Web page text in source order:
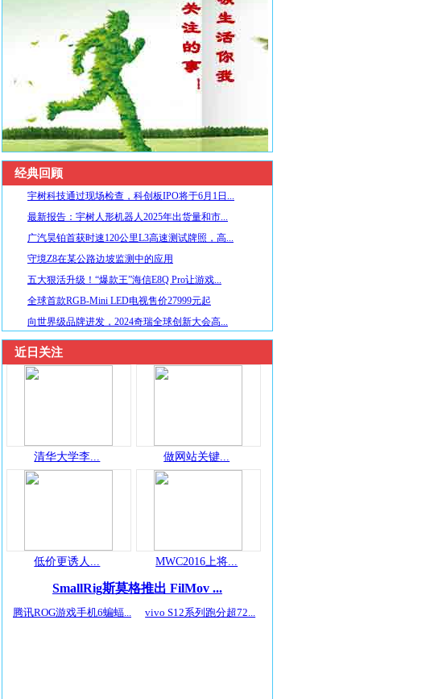
经典回顾
宇树科技通过现场检查，科创板IPO将于6月1日...
最新报告：宇树人形机器人2025年出货量和市...
广汽昊铂首获时速120公里L3高速测试牌照，高...
守境Z8在某公路边坡监测中的应用
五大狠活升级！“爆款王”海信E8Q Pro让游戏...
全球首款RGB-Mini LED电视售价27999元起
向世界级品牌进发，2024奇瑞全球创新大会高...
近日关注
清华大学李... 做网站关键...
低价更诱人... MWC2016上将...
SmallRig斯莫格推出 FilMov ...
腾讯ROG游戏手机6蝙蝠... vivo S12系列跑分超72...